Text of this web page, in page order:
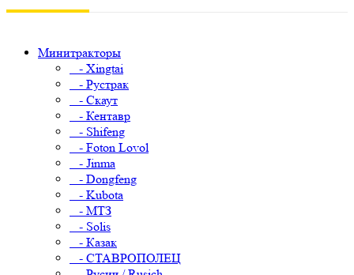
Минитракторы
- Xingtai
- Рустрак
- Скаут
- Кентавр
- Shifeng
- Foton Lovol
- Jinma
- Dongfeng
- Kubota
- МТЗ
- Solis
- Казак
- СТАВРОПОЛЕЦ